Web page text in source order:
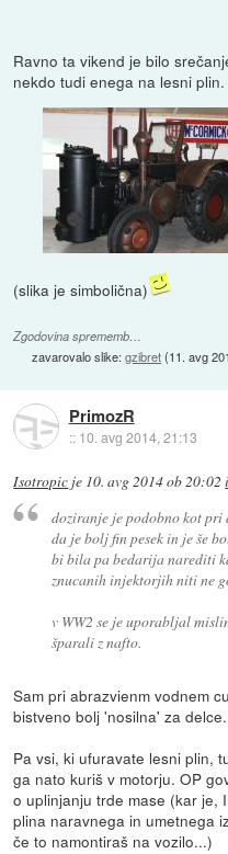
Ravno ta vikend je bilo
nekdo tudi enega na lesni plin.
(slika je simbolična)
Zgodovina sprememb…
zavarovalo slike:gzibret(11. avg
PrimozR
:: 10. avg 2014, 21:13
Isotropic je 10. avg 2014 ob 20:02
doziranje je podobno kot pri
da je bolj fin pesek in je še
bi bila pa bedarija narediti
znucanih injektorjih niti ne
v WW2 se je uporabljal
šparali z nafto.
Sam pri abrazvienm vodnem
bistveno bolj 'nosilna' za delce.
Pa vsi, ki ufuravate lesni plin,
ga nato kuriš v motorju. OP
o uplinjanju trde mase (kar je,
plina naravnega in umetnega
če to namontiraš na vozilo...)